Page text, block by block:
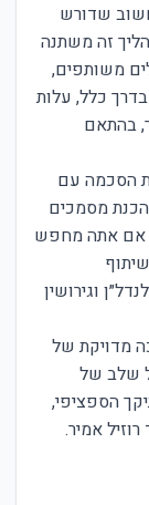
שדורש
זה משתנה
משותפים,
כלל, עלות
ל-₪70,000 או יותר, בהתאם
הסכמה עם
הכנת מסמכים
אם אתה מחפש
וגירושין
מדויקת של
שלב של
הספציפי,
אמיר.